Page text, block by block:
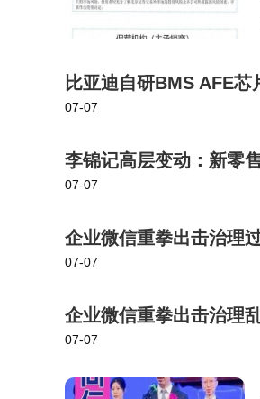
比亚迪自研BMS AFE
07-07
李锦记高层变动：新零
07-07
企业微信重拳出击治理
07-07
企业微信重拳出击治理
07-07